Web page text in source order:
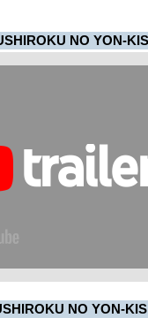
NO YON-
NO YON-